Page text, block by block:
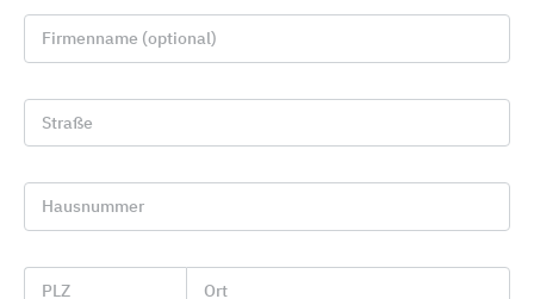
Firmenname (optional)
Straße
Hausnummer
PLZ Ort